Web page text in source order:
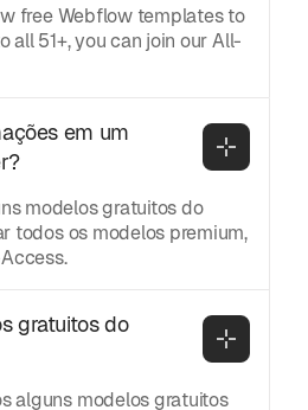
free Webflow templates to
all 51+, you can join our All-
em um
modelos gratuitos do
todos os modelos premium,
gratuitos do
alguns modelos gratuitos